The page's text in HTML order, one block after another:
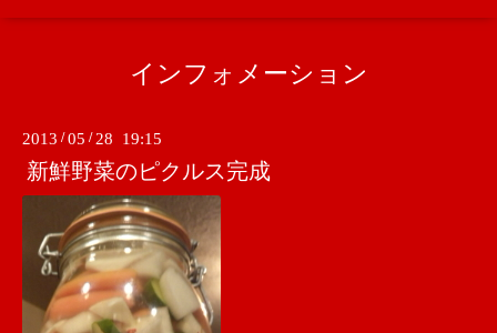
インフォメーション
2013 /05 / 28 19:15
新鮮野菜のピクルス完成